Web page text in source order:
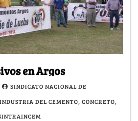
en Argos
SINDICATO NACIONAL DE
DEL CEMENTO, CONCRETO,